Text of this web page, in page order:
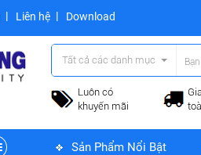
Liên hệ Download
Tất cả các danh mục
Luôn có
khuyến mãi
Sản Phẩm Nổi Bật